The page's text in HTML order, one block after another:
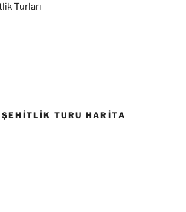
Turları
TURU HARITA